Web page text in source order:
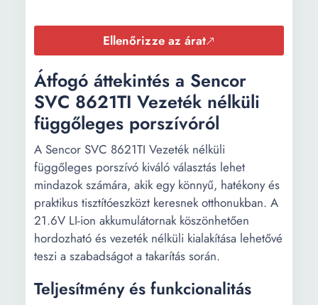
Ellenőrizze az árat
Átfogó áttekintés a Sencor
SVC 8621TI Vezeték nélküli
függőleges porszívóról
A Sencor SVC 8621TI Vezeték nélküli
függőleges porszívó kiváló választás lehet
mindazok számára, akik egy könnyű, hatékony és
praktikus tisztítóeszközt keresnek otthonukban. A
21.6V LI-ion akkumulátornak köszönhetően
hordozható és vezeték nélküli kialakítása lehetővé
teszi a szabadságot a takarítás során.
Teljesítmény és funkcionalitás